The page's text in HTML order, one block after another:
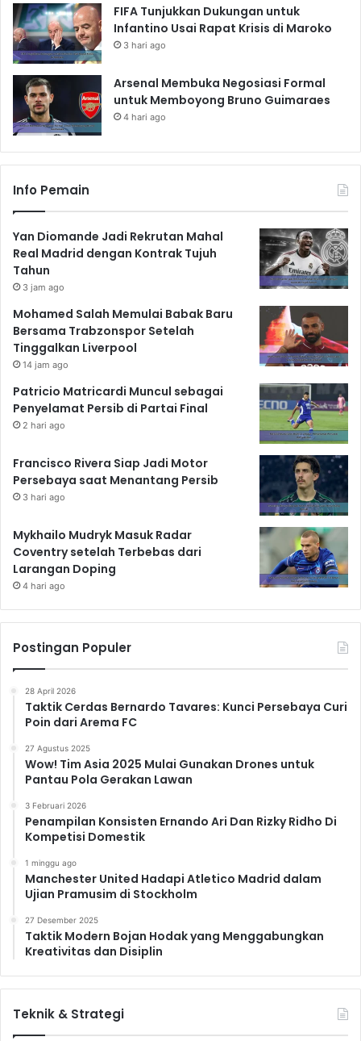
FIFA Tunjukkan Dukungan untuk
Infantino Usai Rapat Krisis di Maroko
3 hari ago
Arsenal Membuka Negosiasi Formal
untuk Memboyong Bruno Guimaraes
4 hari ago
Info Pemain
Yan Diomande Jadi Rekrutan Mahal
Real Madrid dengan Kontrak Tujuh
Tahun
3 jam ago
Mohamed Salah Memulai Babak Baru
Bersama Trabzonspor Setelah
Tinggalkan Liverpool
14 jam ago
Patricio Matricardi Muncul sebagai
Penyelamat Persib di Partai Final
2 hari ago
Francisco Rivera Siap Jadi Motor
Persebaya saat Menantang Persib
3 hari ago
Mykhailo Mudryk Masuk Radar
Coventry setelah Terbebas dari
Larangan Doping
4 hari ago
Postingan Populer
28 April 2026
Taktik Cerdas Bernardo Tavares: Kunci Persebaya Curi
Poin dari Arema FC
27 Agustus 2025
Wow! Tim Asia 2025 Mulai Gunakan Drones untuk
Pantau Pola Gerakan Lawan
3 Februari 2026
Penampilan Konsisten Ernando Ari Dan Rizky Ridho Di
Kompetisi Domestik
1 minggu ago
Manchester United Hadapi Atletico Madrid dalam
Ujian Pramusim di Stockholm
27 Desember 2025
Taktik Modern Bojan Hodak yang Menggabungkan
Kreativitas dan Disiplin
Teknik & Strategi